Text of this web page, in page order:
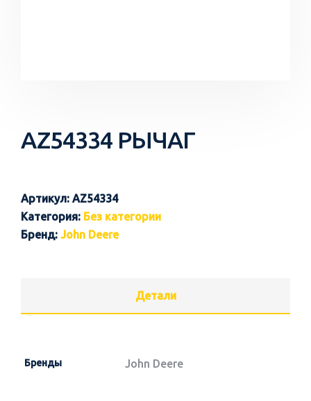
AZ54334 РЫЧАГ
Артикул: AZ54334
Категория: Без категории
Бренд: John Deere
Детали
Бренды John Deere